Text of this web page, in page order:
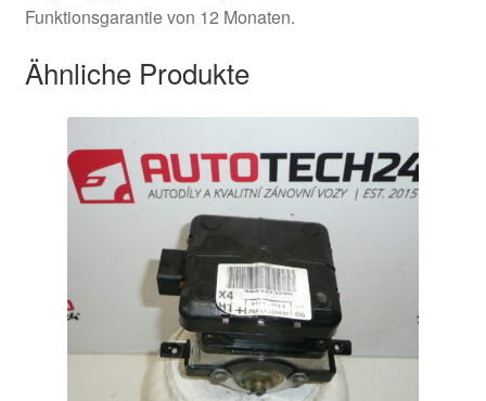
Funktionsgarantie von 12 Monaten.
Ähnliche Produkte